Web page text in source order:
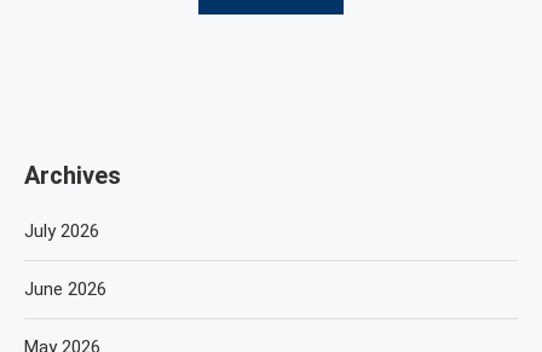
Archives
July 2026
June 2026
May 2026